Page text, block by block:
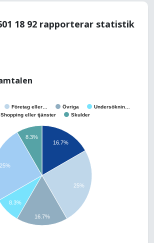
18 92 rapporterar statistik
Företag eller… Övriga
Undersöknin…
Shopping eller tjänster
Skulder
16.7%
25%
8.3%
25%
8.3%
16.7%